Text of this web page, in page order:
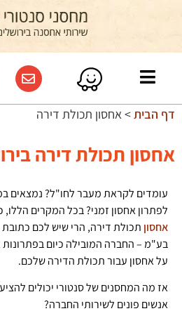
דף הבית>אחסון תכולת דירה
אחסון תכולת דירה
עומדים לקראת מעבר לחו"ל? נמצאים
לפתרון אחסון זמני? בכל המקרים
אחסון תכולת דירה, הרי שיש לכם
בע"מ – החברה המובילה כיום בפתרונות
על אחסון עבור תכולת הדירה שלכם.
אז מה המחסנים של סנטורי יכולים
אנשים פונים לשירותי החברה?